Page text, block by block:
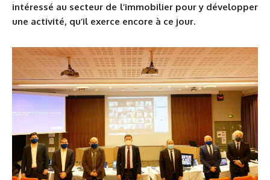
intéressé au secteur de l’immobilier pour y développer
une activité, qu’il exerce encore à ce jour.